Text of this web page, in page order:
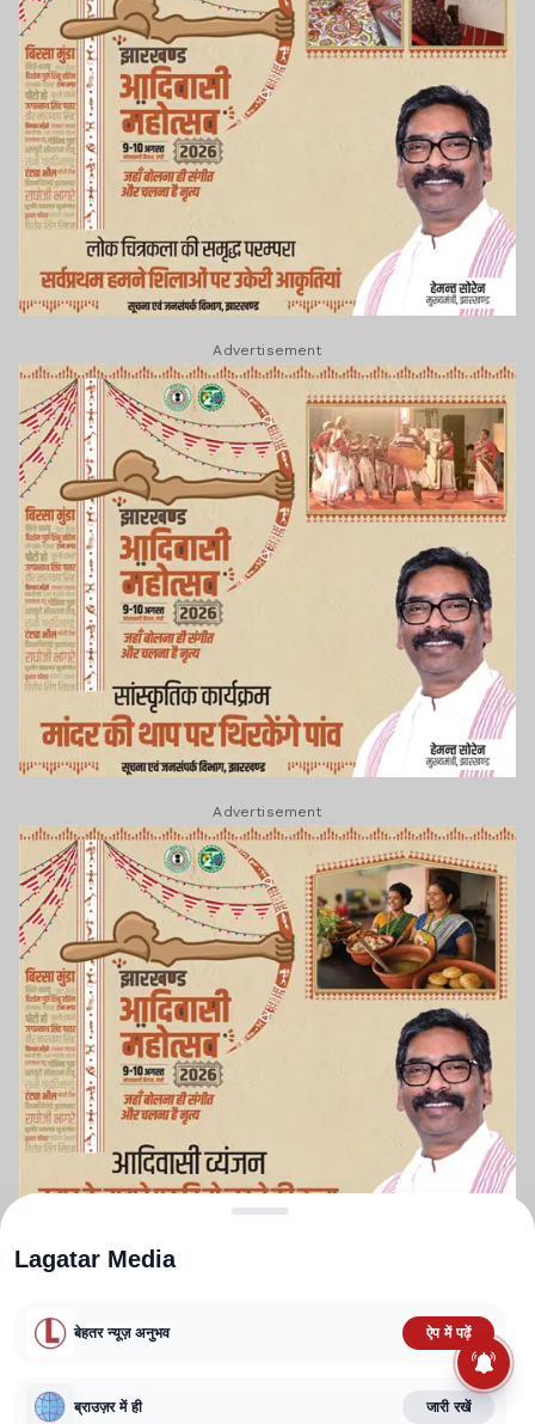
Advertisement
Advertisement
TERMS AND CONDITIONS
CORRECTIONS POLICY
FACT CHECKING POLICY
Lagatar Media
बेहतर न्यूज़ अनुभव ऐप में पढ़ें
ब्राउज़र में ही जारी रखें